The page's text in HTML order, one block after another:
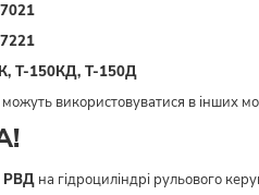
Т-150КД, Т-150Д
використовуватися в інших
РВД на гідроциліндрі рульового